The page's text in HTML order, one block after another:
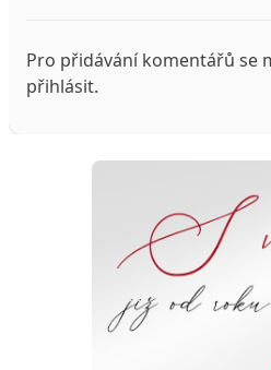
Pro přidávání komentářů se
přihlásit.